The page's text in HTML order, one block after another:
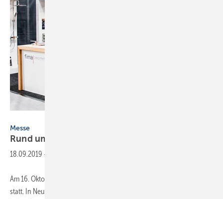
Messe
Rund um Badplanung und
18.09.2019 -
Am 16. Oktober findet zum fünften Mal die Messe „Das Bad direkt“
statt. In Neumarkt in der Oberpfalz stellen über 40